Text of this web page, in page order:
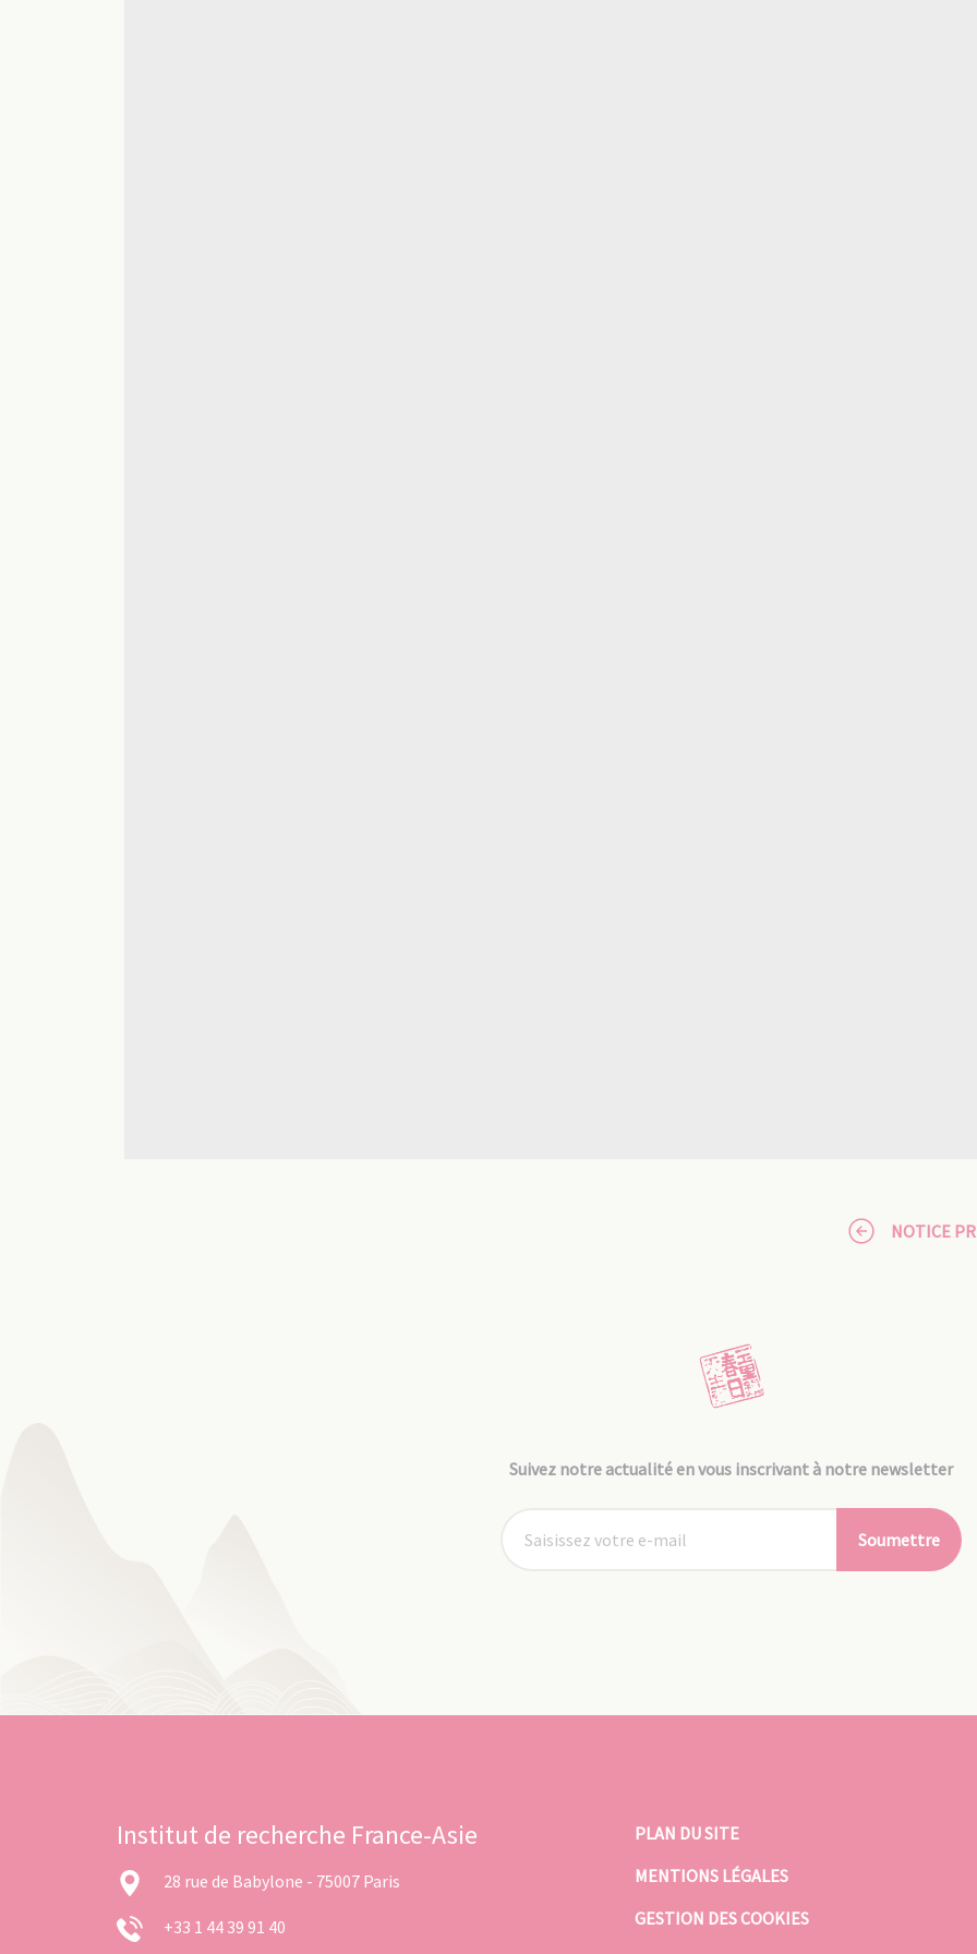
NOTICE
Suivez notre actualité en vous inscrivant à notre newsletter
Soumettre
Institut de recherche France-Asie
28 rue de Babylone - 75007 Paris
+33 1 44 39 91 40
PLAN DU SITE
MENTIONS LÉGALES
GESTION DES COOKIES